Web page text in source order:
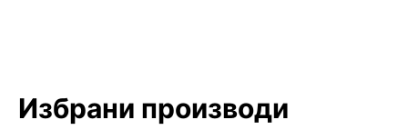
Избрани производи